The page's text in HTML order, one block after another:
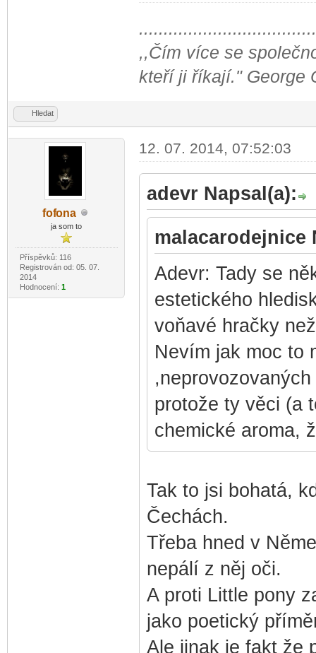
,,Čím více se
kteří ji říkají." George
Hledat
fofona
ja som to
Příspěvků: 116
Registrován od: 05. 07.
2014
Hodnocení: 1
12. 07. 2014, 07:52:03
adevr Napsal(a):
malacarodejnice
Adevr: Tady se
estetického
voňavé hračky
Nevím jak moc to
protože ty věci (a
chemické aroma,
Tak to jsi bohatá,
Čechách.
Třeba hned v
nepálí z něj oči.
A proti Little pony
jako poetický
Ale jinak je fakt že